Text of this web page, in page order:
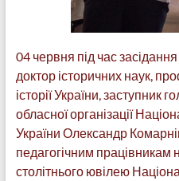
04 червня під час
доктор історичних наук,
історії України, заступник
обласної організації
України Олександр
педагогічним працівникам
столітнього ювілею